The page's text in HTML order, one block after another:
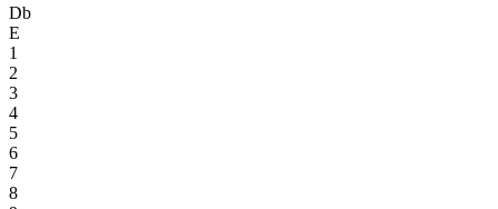
Db
E
1
2
3
4
5
6
7
8